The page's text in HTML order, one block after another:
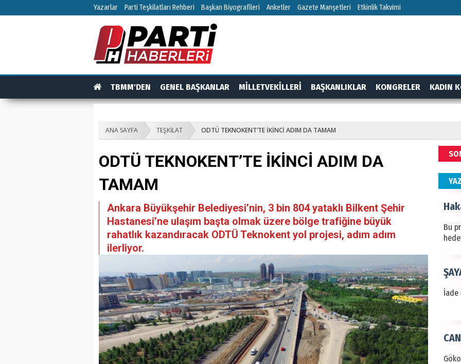
Yazarlar Parti Teşkilatları Rehberi Başkan Biyografileri Anketler Gazete Manşetleri Etkinlik Takvimi
TBMM'DEN GENEL BAŞKANLAR MİLLETVEKİLLERİ BAŞKANLIKLAR KONGRELER KADIN
ANA SAYFA TEŞKİLAT ODTÜ TEKNOKENT’TE İKİNCİ ADIM DA TAMAM
ODTÜ TEKNOKENT’TE İKİNCİ ADIM DA
TAMAM
Ankara Büyükşehir Belediyesi’nin, 3 bin 804 yataklı Bilkent Şehir
Hastanesi’ne ulaşım başta olmak üzere bölge trafiğine büyük
rahatlık kazandıracak ODTÜ Teknokent yol projesi, adım adım
ilerliyor.
ALİ
Bu
İade